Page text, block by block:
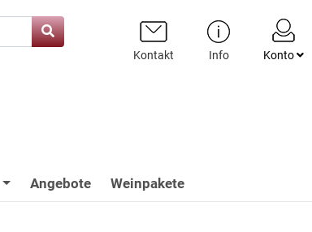
Konto
Info
Kontakt
Angebote Weinpakete